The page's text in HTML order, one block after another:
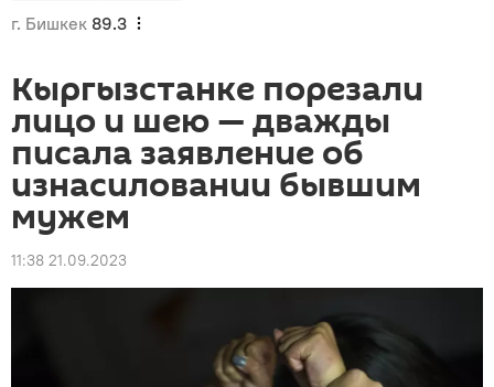
г. Бишкек 89.3
Кыргызстанке порезали
лицо и шею — дважды
писала заявление об
изнасиловании бывшим
мужем
11:38 21.09.2023